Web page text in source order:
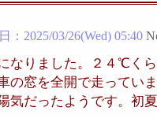
： 2025/03/26(Wed) 05:40
なりました。２４℃く
の窓を全開で走ってい
気だったようです。初